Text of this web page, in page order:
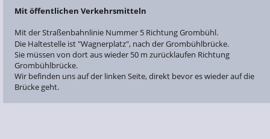
Mit öffentlichen Verkehrsmitteln
Mit der Straßenbahnlinie Nummer 5 Richtung Grombühl.
Die Haltestelle ist "Wagnerplatz", nach der Grombühlbrücke.
Sie müssen von dort aus wieder 50 m zurücklaufen Richtung
Grombühlbrücke.
Wir befinden uns auf der linken Seite, direkt bevor es wieder auf die
Brücke geht.